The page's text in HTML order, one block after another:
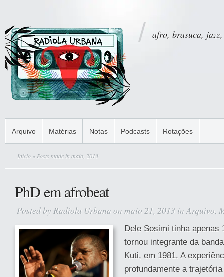
afro, brasuca,
Arquivo Matérias Notas Podcasts Rotações
Início » Posts made in maio, 2013
PhD em afrobeat
Posted by Radiola Urbana on maio 21, 2013 inArquivo,
Dele Sosimi tinha apenas
tornou integrante da
Kuti, em 1981. A
profundamente a